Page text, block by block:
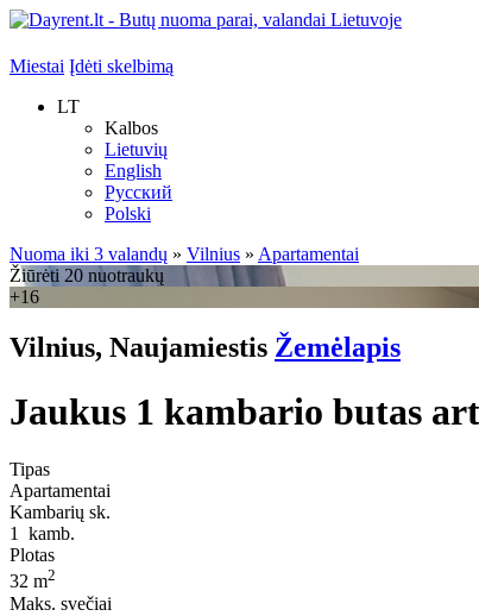
Miestai Įdėti skelbimą
LT
Kalbos
Lietuvių
English
Русский
Polski
Nuoma iki 3 valandų » Vilnius » Apartamentai
Žiūrėti 20 nuotraukų
+16
Vilnius, Naujamiestis Žemėlapis
Jaukus 1 kambario butas
Tipas
Apartamentai
Kambarių sk.
1
kamb.
Plotas
32 m2
Maks. svečiai